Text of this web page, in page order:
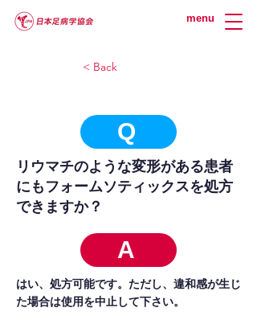
menu
< Back
Q
リウマチのような変形がある患者
にもフォームソティックスを処方
できますか？
A
はい、処方可能です。ただし、違和感が生じ
た場合は使用を中止して下さい。